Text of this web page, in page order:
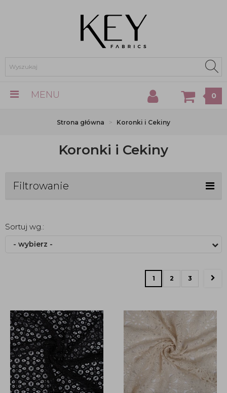
MENU 0
Strona główna Koronki i Cekiny
Koronki i Cekiny
Filtrowanie
Sortuj wg.:
- wybierz -
1 2 3